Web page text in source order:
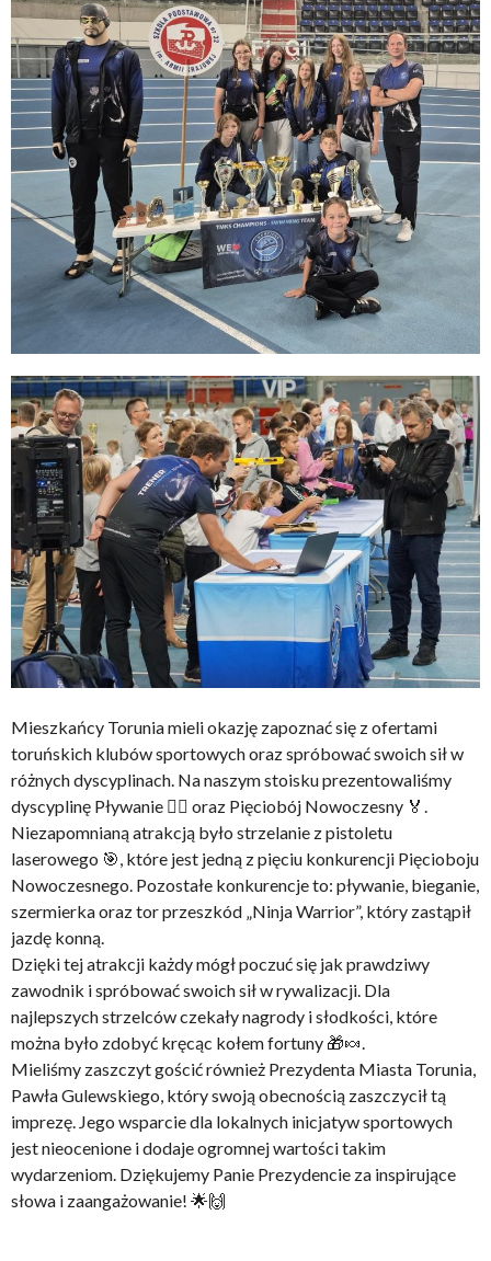
Mieszkańcy Torunia mieli okazję zapoznać się z ofertami
toruńskich klubów sportowych oraz spróbować swoich sił w
różnych dyscyplinach. Na naszym stoisku prezentowaliśmy
dyscyplinę Pływanie 🏊‍♂️ oraz Pięciobój Nowoczesny 🏅.
Niezapomnianą atrakcją było strzelanie z pistoletu
laserowego 🎯, które jest jedną z pięciu konkurencji Pięcioboju
Nowoczesnego. Pozostałe konkurencje to: pływanie, bieganie,
szermierka oraz tor przeszkód „Ninja Warrior”, który zastąpił
jazdę konną.
Dzięki tej atrakcji każdy mógł poczuć się jak prawdziwy
zawodnik i spróbować swoich sił w rywalizacji. Dla
najlepszych strzelców czekały nagrody i słodkości, które
można było zdobyć kręcąc kołem fortuny 🎁🍬.
Mieliśmy zaszczyt gościć również Prezydenta Miasta Torunia,
Pawła Gulewskiego, który swoją obecnością zaszczycił tą
imprezę. Jego wsparcie dla lokalnych inicjatyw sportowych
jest nieocenione i dodaje ogromnej wartości takim
wydarzeniom. Dziękujemy Panie Prezydencie za inspirujące
słowa i zaangażowanie! 🌟🙌